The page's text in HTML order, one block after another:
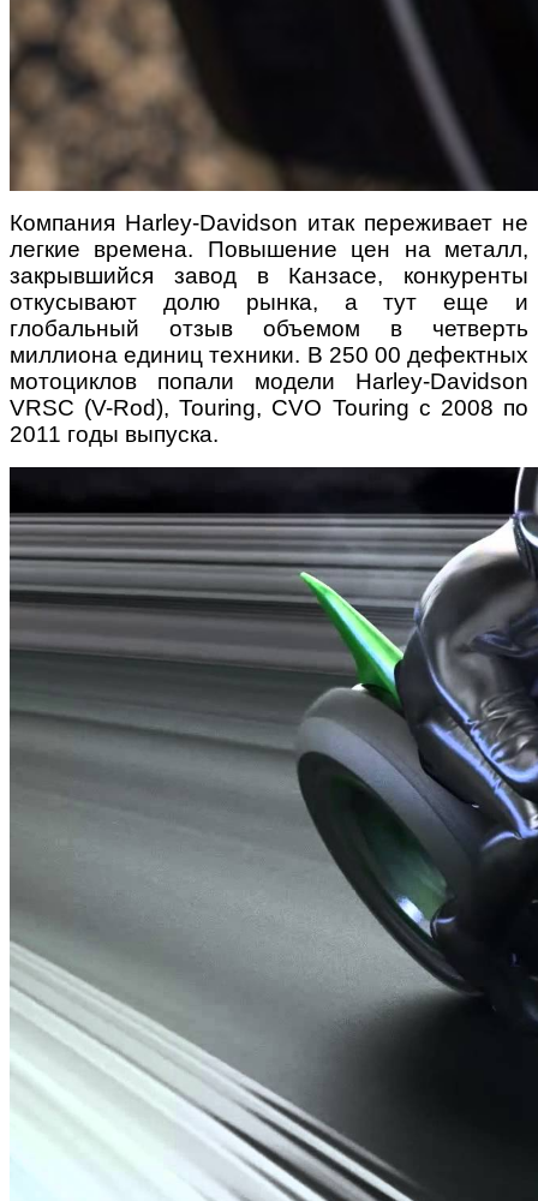
Компания Harley-Davidson итак переживает не
легкие времена. Повышение цен на металл,
закрывшийся завод в Канзасе, конкуренты
откусывают долю рынка, а тут еще и
глобальный отзыв объемом в четверть
миллиона единиц техники. В 250 00 дефектных
мотоциклов попали модели Harley-Davidson
VRSC (V-Rod), Touring, CVO Touring с 2008 по
2011 годы выпуска.